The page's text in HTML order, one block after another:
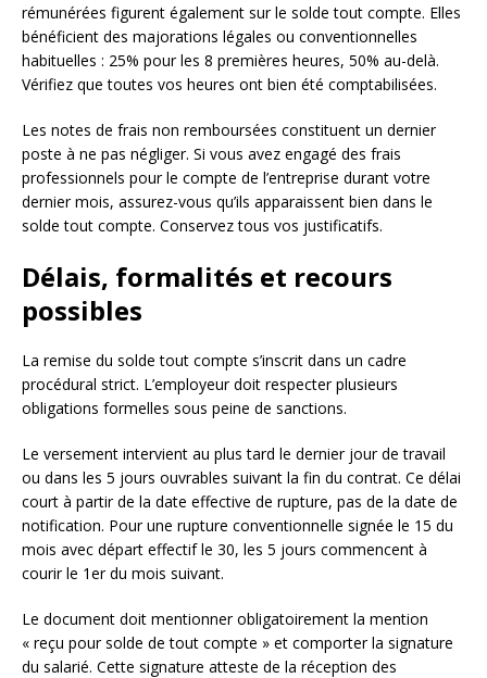
rémunérées figurent également sur le solde tout compte. Elles
bénéficient des majorations légales ou conventionnelles
habituelles : 25% pour les 8 premières heures, 50% au-delà.
Vérifiez que toutes vos heures ont bien été comptabilisées.
Les notes de frais non remboursées constituent un dernier
poste à ne pas négliger. Si vous avez engagé des frais
professionnels pour le compte de l’entreprise durant votre
dernier mois, assurez-vous qu’ils apparaissent bien dans le
solde tout compte. Conservez tous vos justificatifs.
Délais, formalités et recours
possibles
La remise du solde tout compte s’inscrit dans un cadre
procédural strict. L’employeur doit respecter plusieurs
obligations formelles sous peine de sanctions.
Le versement intervient au plus tard le dernier jour de travail
ou dans les 5 jours ouvrables suivant la fin du contrat. Ce délai
court à partir de la date effective de rupture, pas de la date de
notification. Pour une rupture conventionnelle signée le 15 du
mois avec départ effectif le 30, les 5 jours commencent à
courir le 1er du mois suivant.
Le document doit mentionner obligatoirement la mention
« reçu pour solde de tout compte » et comporter la signature
du salarié. Cette signature atteste de la réception des